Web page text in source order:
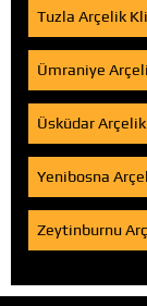
Tuzla Arçelik
Ümraniye
Üsküdar
Yenibosna
Zeytinburnu